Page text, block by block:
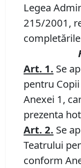
Legea
215/2001,
Art. 1. Se
pentru
Anexei 1,
prezenta
Art. 2. Se
Teatrului
conform